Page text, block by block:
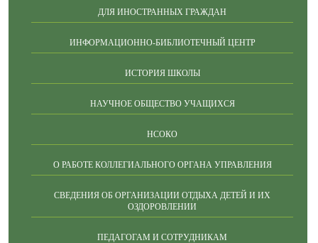
ДЛЯ ИНОСТРАННЫХ ГРАЖДАН
ИНФОРМАЦИОННО-БИБЛИОТЕЧНЫЙ ЦЕНТР
ИСТОРИЯ ШКОЛЫ
НАУЧНОЕ ОБЩЕСТВО УЧАЩИХСЯ
НСОКО
О РАБОТЕ КОЛЛЕГИАЛЬНОГО ОРГАНА УПРАВЛЕНИЯ
СВЕДЕНИЯ ОБ ОРГАНИЗАЦИИ ОТДЫХА ДЕТЕЙ И ИХ
ОЗДОРОВЛЕНИИ
ПЕДАГОГАМ И СОТРУДНИКАМ